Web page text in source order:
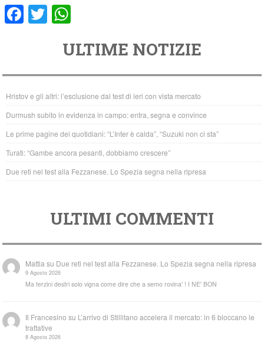
F
a
e
b
o
o
k
T
wi
er
at
s
A
p
p
ULTIME NOTIZIE
Hristov e gli altri: l’esclusione dal test di ieri con vista mercato
Durmush subito in evidenza in campo: entra, segna e convince
Le prime pagine dei quotidiani: “L’Inter è calda”, “Suzuki non ci sta”
Turati: “Gambe ancora pesanti, dobbiamo crescere”
Due reti nel test alla Fezzanese. Lo Spezia segna nella ripresa
ULTIMI COMMENTI
Mattiasu Due reti nel test alla Fezzanese. Lo Spezia segna nella ripresa
9 Agosto 2026
Ma terzini destri solo vigna come dire che a semo rovina' ! I NE' BON
Il Francesino su L’arrivo di Stillitano accelera il mercato: in 6 bloccano le
trattative
8 Agosto 2026